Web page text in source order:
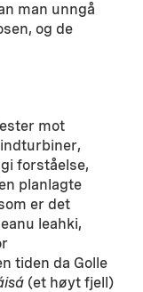
man unngå
og de
mot
forståelse,
planlagte
er det
leahki,
tiden da Golle
(et høyt fjell)